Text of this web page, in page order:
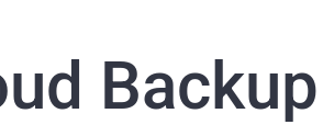
through
$1,349.90
Backup